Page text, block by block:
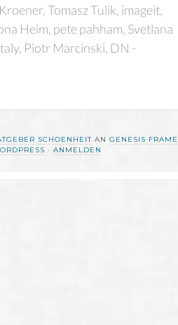
Tomasz Tulik, imageit,
Heim, pete pahham, Svetlana
Piotr Marcinski, DN -
SCHOENHEIT AN GENESIS
· ANMELDEN